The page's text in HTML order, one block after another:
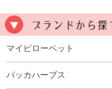
マイピローペット
パッカハーブス